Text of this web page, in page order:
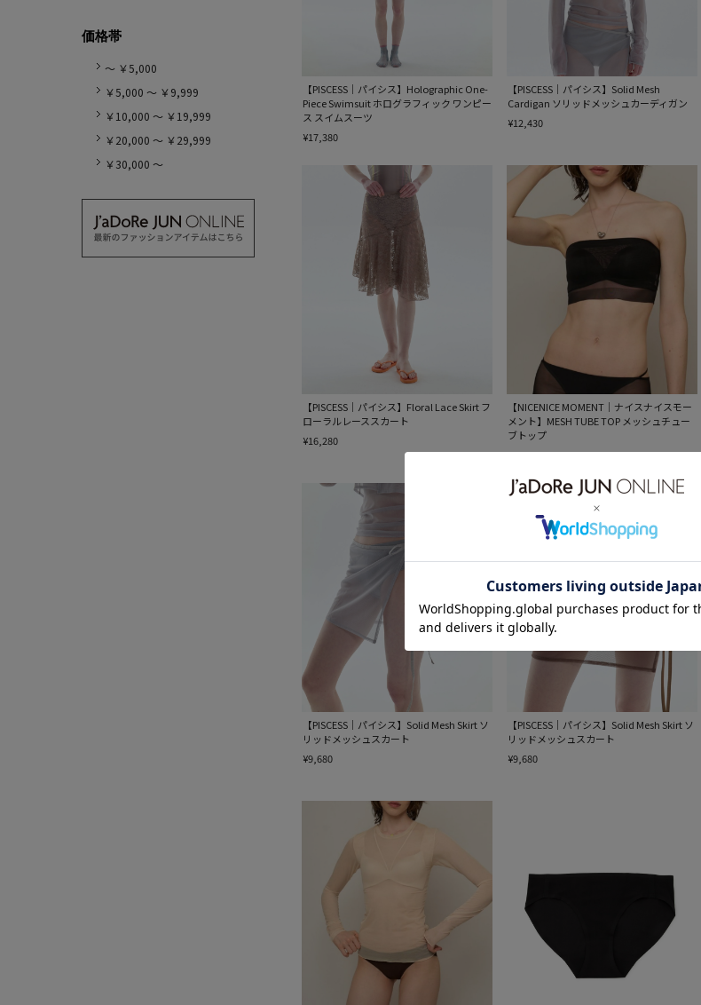
価格帯
～ ￥5,000
￥5,000 ～ ￥9,999
￥10,000 ～ ￥19,999
￥20,000 ～ ￥29,999
￥30,000 ～
【PISCESS｜パイシス】Holographic One-
Piece Swimsuit ホログラフィック ワンピー
ス スイムスーツ
¥17,380
【PISCESS｜パイシス】Solid Mesh
Cardigan ソリッドメッシュカーディガン
¥12,430
【PISCESS｜パイシス】Floral Lace Skirt フ
ローラルレーススカート
¥16,280
【NICENICE MOMENT｜ナイスナイスモー
メント】MESH TUBE TOP メッシュチュー
ブトップ
¥5,500
【PISCESS｜パイシス】Solid Mesh Skirt ソ
リッドメッシュスカート
¥9,680
【PISCESS｜パイシス】Solid Mesh Skirt ソ
リッドメッシュスカート
¥9,680